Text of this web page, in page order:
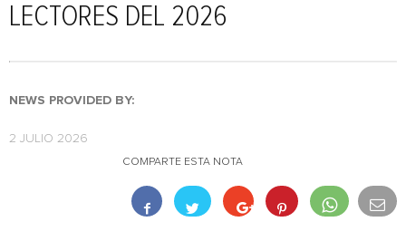
LECTORES DEL 2026
NEWS PROVIDED BY:
2 JULIO 2026
COMPARTE ESTA NOTA